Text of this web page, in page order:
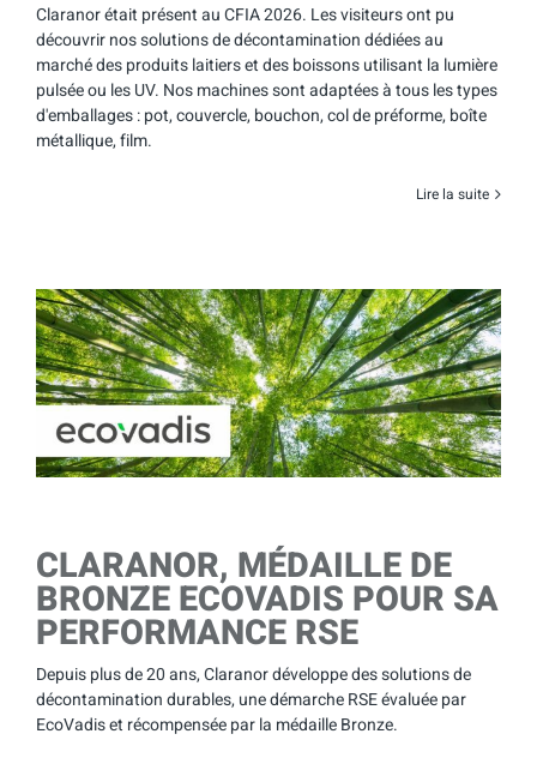
Claranor était présent au CFIA 2026. Les visiteurs ont pu
découvrir nos solutions de décontamination dédiées au
marché des produits laitiers et des boissons utilisant la lumière
pulsée ou les UV. Nos machines sont adaptées à tous les types
d'emballages : pot, couvercle, bouchon, col de préforme, boîte
métallique, film.
Lire la suite
CLARANOR, MÉDAILLE DE
BRONZE ECOVADIS POUR SA
PERFORMANCE RSE
Depuis plus de 20 ans, Claranor développe des solutions de
décontamination durables, une démarche RSE évaluée par
EcoVadis et récompensée par la médaille Bronze.